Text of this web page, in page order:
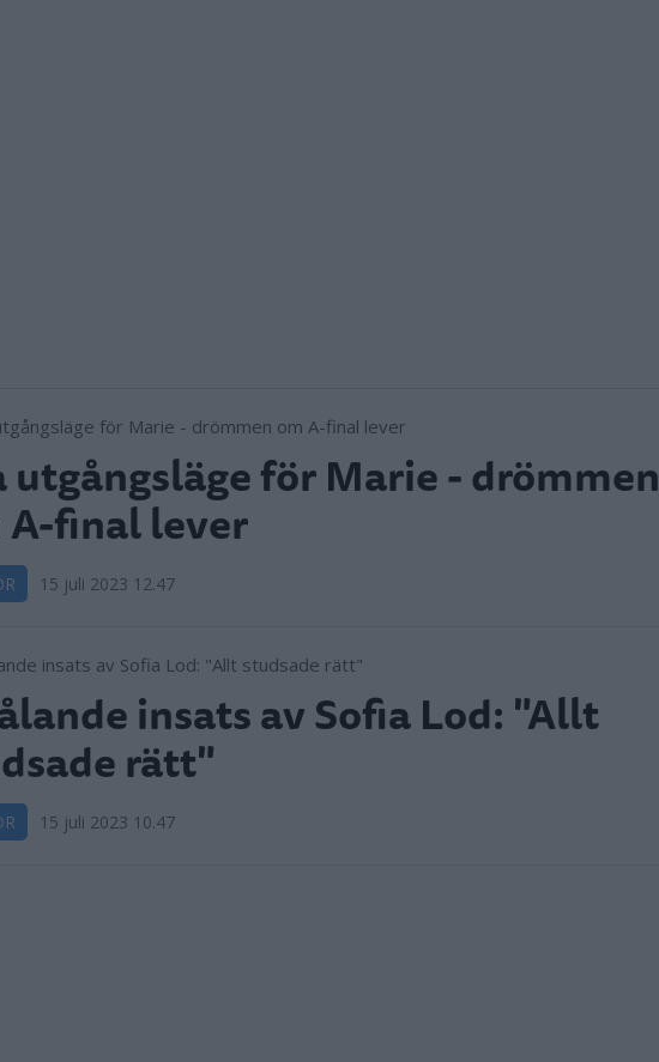
utgångsläge för Marie - drömmen
A-final lever
15 juli 2023 12.47
insats av Sofia Lod: "Allt
rätt"
15 juli 2023 10.47